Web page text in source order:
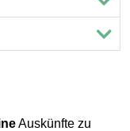
Auskünfte zu